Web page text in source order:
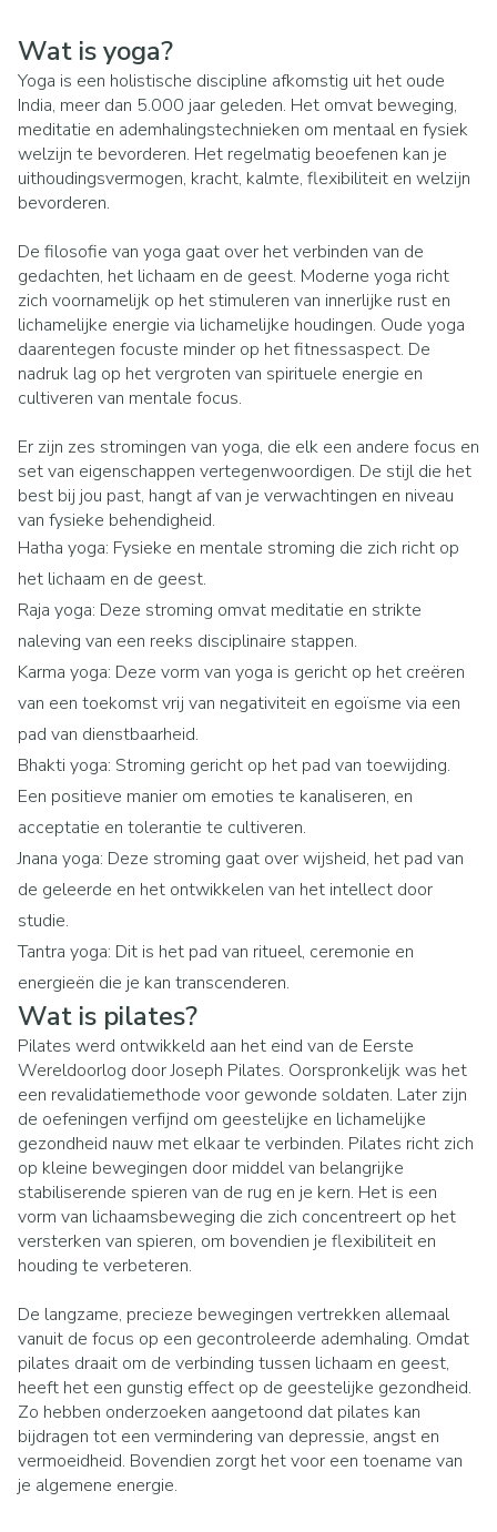
Wat is yoga?
Yoga is een holistische discipline afkomstig uit het oude
India, meer dan 5.000 jaar geleden. Het omvat beweging,
meditatie en ademhalingstechnieken om mentaal en fysiek
welzijn te bevorderen. Het regelmatig beoefenen kan je
uithoudingsvermogen, kracht, kalmte, flexibiliteit en welzijn
bevorderen.
De filosofie van yoga gaat over het verbinden van de
gedachten, het lichaam en de geest. Moderne yoga richt
zich voornamelijk op het stimuleren van innerlijke rust en
lichamelijke energie via lichamelijke houdingen. Oude yoga
daarentegen focuste minder op het fitnessaspect. De
nadruk lag op het vergroten van spirituele energie en
cultiveren van mentale focus.
Er zijn zes stromingen van yoga, die elk een andere focus en
set van eigenschappen vertegenwoordigen. De stijl die het
best bij jou past, hangt af van je verwachtingen en niveau
van fysieke behendigheid.
Hatha yoga: Fysieke en mentale stroming die zich richt op
het lichaam en de geest.
Raja yoga: Deze stroming omvat meditatie en strikte
naleving van een reeks disciplinaire stappen.
Karma yoga: Deze vorm van yoga is gericht op het creëren
van een toekomst vrij van negativiteit en egoïsme via een
pad van dienstbaarheid.
Bhakti yoga: Stroming gericht op het pad van toewijding.
Een positieve manier om emoties te kanaliseren, en
acceptatie en tolerantie te cultiveren.
Jnana yoga: Deze stroming gaat over wijsheid, het pad van
de geleerde en het ontwikkelen van het intellect door
studie.
Tantra yoga: Dit is het pad van ritueel, ceremonie en
energieën die je kan transcenderen.
Wat is pilates?
Pilates werd ontwikkeld aan het eind van de Eerste
Wereldoorlog door Joseph Pilates. Oorspronkelijk was het
een revalidatiemethode voor gewonde soldaten. Later zijn
de oefeningen verfijnd om geestelijke en lichamelijke
gezondheid nauw met elkaar te verbinden. Pilates richt zich
op kleine bewegingen door middel van belangrijke
stabiliserende spieren van de rug en je kern. Het is een
vorm van lichaamsbeweging die zich concentreert op het
versterken van spieren, om bovendien je flexibiliteit en
houding te verbeteren.
De langzame, precieze bewegingen vertrekken allemaal
vanuit de focus op een gecontroleerde ademhaling. Omdat
pilates draait om de verbinding tussen lichaam en geest,
heeft het een gunstig effect op de geestelijke gezondheid.
Zo hebben onderzoeken aangetoond dat pilates kan
bijdragen tot een vermindering van depressie, angst en
vermoeidheid. Bovendien zorgt het voor een toename van
je algemene energie.